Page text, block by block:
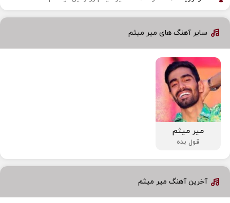
سایر آهنگ های میر میثم
میر میثم
قول بده
آخرین آهنگ میر میثم